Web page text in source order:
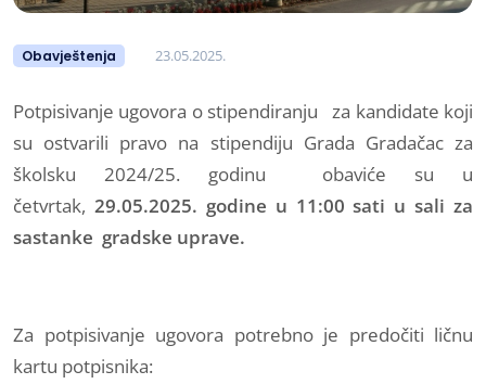
Obavještenja 23.05.2025.
Potpisivanje ugovora o stipendiranju za kandidate koji
su ostvarili pravo na stipendiju Grada Gradačac za
školsku 2024/25. godinu obaviće su u
četvrtak, 29.05.2025. godine u 11:00 sati u sali za
sastanke gradske uprave.
Za potpisivanje ugovora potrebno je predočiti ličnu
kartu potpisnika: